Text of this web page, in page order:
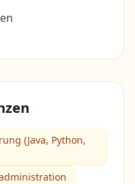
(Java, Python,